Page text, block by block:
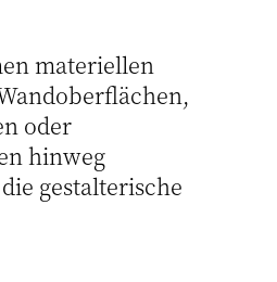
materiellen
oder
hinweg
gestalterische